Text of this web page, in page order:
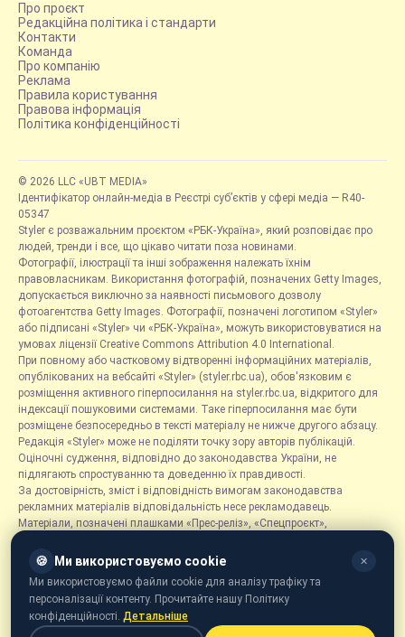
Про проєкт
Редакційна політика і стандарти
Контакти
Команда
Про компанію
Реклама
Правила користування
Правова інформація
Політика конфіденційності
© 2026 LLC «UBT MEDIA»
Ідентифікатор онлайн-медіа в Реєстрі суб’єктів у сфері медіа — R40-
05347
Styler є розважальним проєктом «РБК-Україна», який розповідає про
людей, тренди і все, що цікаво читати поза новинами.
Фотографії, ілюстрації та інші зображення належать їхнім
правовласникам. Використання фотографій, позначених Getty Images,
допускається виключно за наявності письмового дозволу
фотоагентства Getty Images. Фотографії, позначені логотипом «Styler»
або підписані «Styler» чи «РБК-Україна», можуть використовуватися на
умовах ліцензії Creative Commons Attribution 4.0 International.
При повному або частковому відтворенні інформаційних матеріалів,
опублікованих на вебсайті «Styler» (styler.rbc.ua), обов'язковим є
розміщення активного гіперпосилання на styler.rbc.ua, відкритого для
індексації пошуковими системами. Таке гіперпосилання має бути
розміщене безпосередньо в тексті матеріалу не нижче другого абзацу.
Редакція «Styler» може не поділяти точку зору авторів публікацій.
Оціночні судження, відповідно до законодавства України, не
підлягають спростуванню та доведенню їх правдивості.
За достовірність, зміст і відповідність вимогам законодавства
рекламних матеріалів відповідальність несе рекламодавець.
Матеріали, позначені плашками «Прес-реліз», «Спецпроєкт»,
розміщуються на правах реклами.
Рубрика «Новини компаній» є інформаційним форматом, що містить
новини, повідомлення та оголошення, пов'язані з діяльністю
компаній, і ґрунтується на інформації, наданій відповідними
компаніями. Редакція не несе відповідальності за достовірність такої
🍪 Ми використовуємо cookie ✕
Ми використовуємо файли cookie для аналізу трафіку та
персоналізації контенту. Прочитайте нашу Політику
конфіденційності. Детальніше